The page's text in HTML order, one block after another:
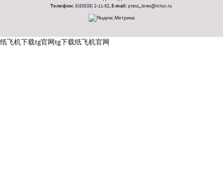
Телефон:8(83538) 2-11-92,E-mail:press_ibres@rchuv.ru
纸飞机下载tg官网tg下载纸飞机官网